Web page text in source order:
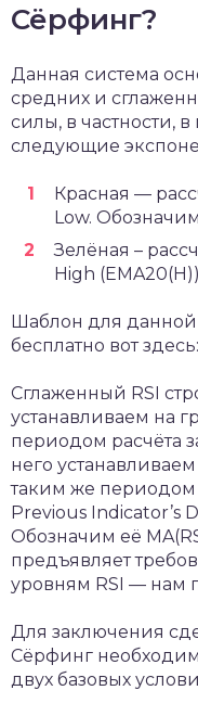
Сёрфинг?
Данная система
средних и
силы, в частности,
следующие
Красная —
Low.
Зелёная –
High
Шаблон для данной
бесплатно вот здесь:
Сглаженный RSI
устанавливаем на
периодом расчёта
него
таким же
Previous Indicator’s
Обозначим её
предъявляет
уровням RSI — нам
Для заключения
Сёрфинг
двух базовых